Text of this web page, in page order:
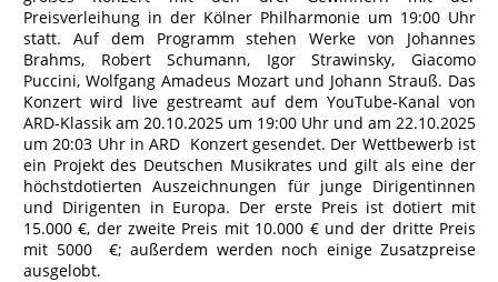
Preisverleihung in der Kölner Philharmonie um 19:00 Uhr
statt. Auf dem Programm stehen Werke von Johannes
Brahms, Robert Schumann, Igor Strawinsky, Giacomo
Puccini, Wolfgang Amadeus Mozart und Johann Strauß. Das
Konzert wird live gestreamt auf dem YouTube-Kanal von
ARD-Klassik am 20.10.2025 um 19:00 Uhr und am 22.10.2025
um 20:03 Uhr in ARD Konzert gesendet. Der Wettbewerb ist
ein Projekt des Deutschen Musikrates und gilt als eine der
höchstdotierten Auszeichnungen für junge Dirigentinnen
und Dirigenten in Europa. Der erste Preis ist dotiert mit
15.000 €, der zweite Preis mit 10.000 € und der dritte Preis
mit 5000 €; außerdem werden noch einige Zusatzpreise
ausgelobt.